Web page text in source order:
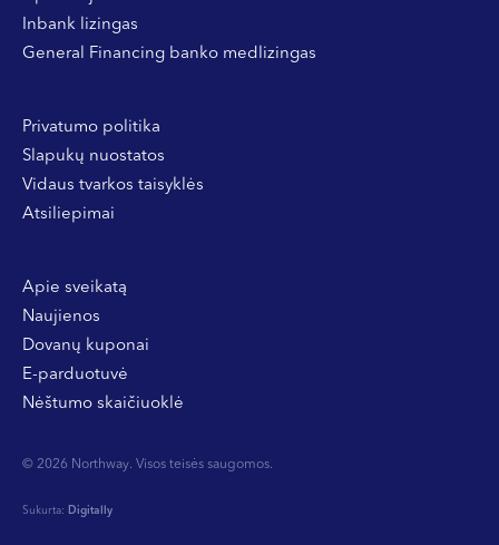
Inbank lizingas
General Financing banko medlizingas
Privatumo politika
Slapukų nuostatos
Vidaus tvarkos taisyklės
Atsiliepimai
Apie sveikatą
Naujienos
Dovanų kuponai
E-parduotuvė
Nėštumo skaičiuoklė
© 2026 Northway. Visos teisės saugomos.
Sukurta: Digitally